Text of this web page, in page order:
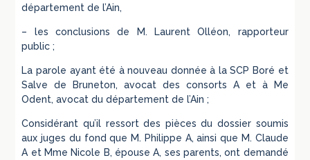
département de l’Ain,
– les conclusions de M. Laurent Olléon, rapporteur
public ;
La parole ayant été à nouveau donnée à la SCP Boré et
Salve de Bruneton, avocat des consorts A et à Me
Odent, avocat du département de l’Ain ;
Considérant qu’il ressort des pièces du dossier soumis
aux juges du fond que M. Philippe A, ainsi que M. Claude
A et Mme Nicole B, épouse A, ses parents, ont demandé